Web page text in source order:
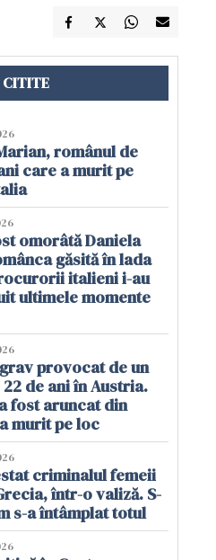
CITITE
românul de
care a murit pe
omorâtă Daniela
găsită în lada
italieni i-au
ultimele momente
provocat de un
de ani în Austria.
fost aruncat din
murit pe loc
criminalul femeii
într-o valiză. S-
s-a întâmplat totul